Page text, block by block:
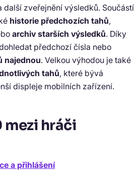
další zveřejnění výsledků. Součástí
historie předchozích tahů,
archiv starších výsledků. Díky
předchozí čísla nebo
najednou. Velkou výhodou je také
tahů, které bývá
displeje mobilních zařízení.
mezi hráči
a přihlášení